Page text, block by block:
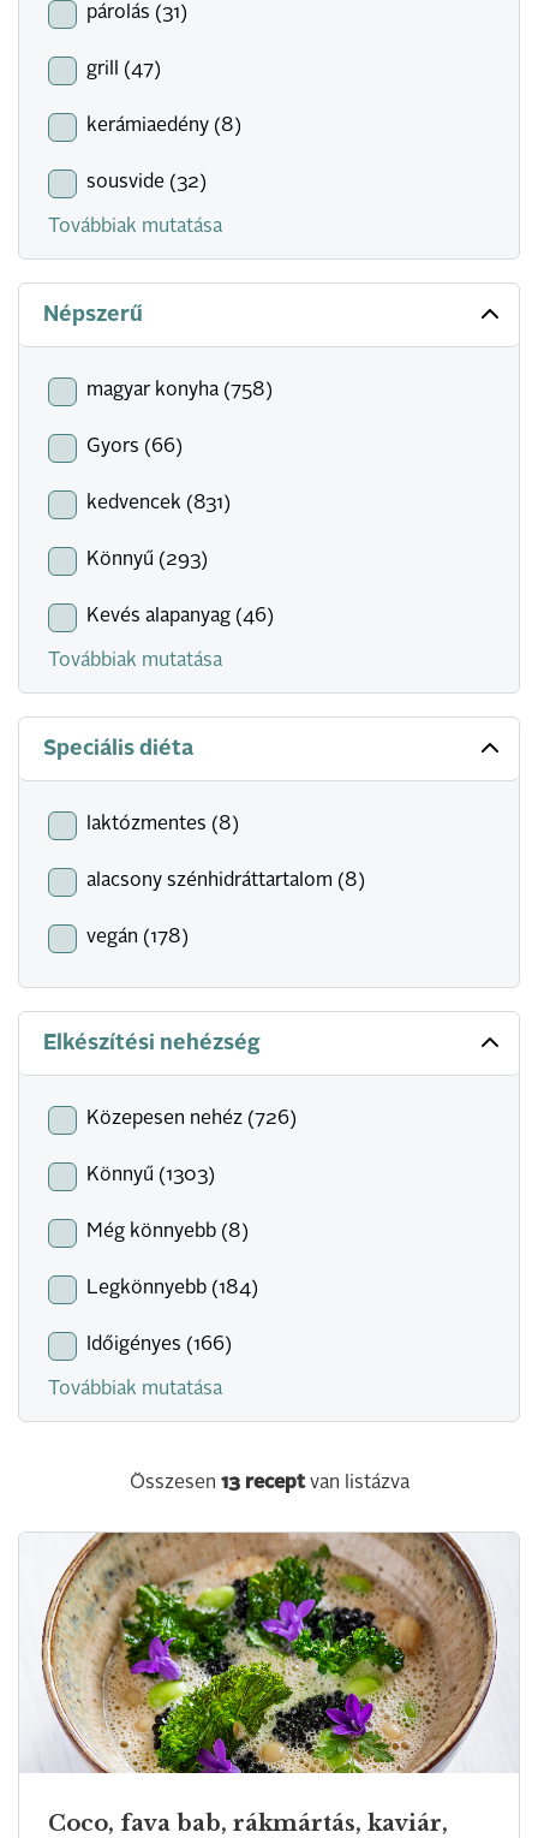
párolás (31)
grill (47)
kerámiaedény (8)
sousvide (32)
Továbbiak mutatása
Népszerű
magyar konyha (758)
Gyors (66)
kedvencek (831)
Könnyű (293)
Kevés alapanyag (46)
Továbbiak mutatása
Speciális diéta
laktózmentes (8)
alacsony szénhidráttartalom (8)
vegán (178)
Elkészítési nehézség
Közepesen nehéz (726)
Könnyű (1303)
Még könnyebb (8)
Legkönnyebb (184)
Időigényes (166)
Továbbiak mutatása
Összesen 13 receptvan listázva
Coco, fava bab, rákmártás, kaviár,